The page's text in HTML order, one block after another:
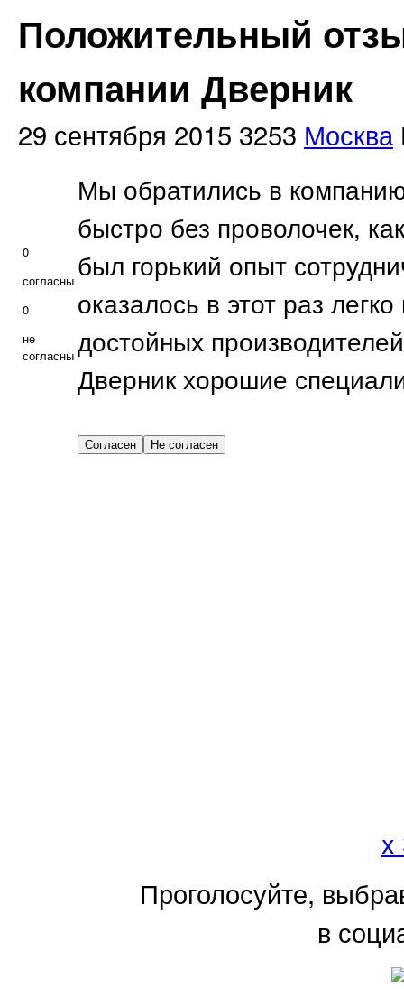
Положительный
компании Дверник
29 сентября 2015 3253 Москва
0
согласны
0
не
согласны
Мы обратились в
быстро без проволочек,
был горький опыт
оказалось в этот раз
достойных
Дверник хорошие
x
Проголосуйте,
в